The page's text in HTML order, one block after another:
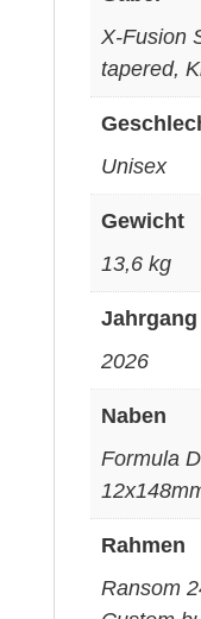
X-Fusion
tapered,
Unisex
Gewicht
13,6 kg
Jahrgang
2026
Naben
Formula
Rahmen
Ransom